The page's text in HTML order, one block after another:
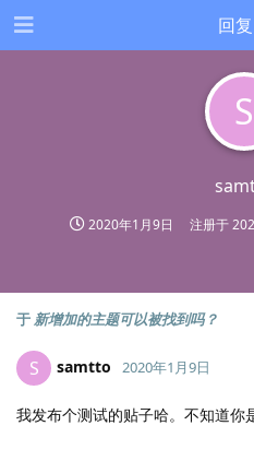
S
2020年1月9日 注册于
回复
于新增加的主题可以被找到吗？
S samtto 2020年1月9日
我发布个测试的贴子哈。不知道你